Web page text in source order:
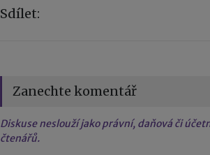
Sdílet:
Zanechte komentář
Diskuse neslouží jako právní, daňová či
čtenářů.